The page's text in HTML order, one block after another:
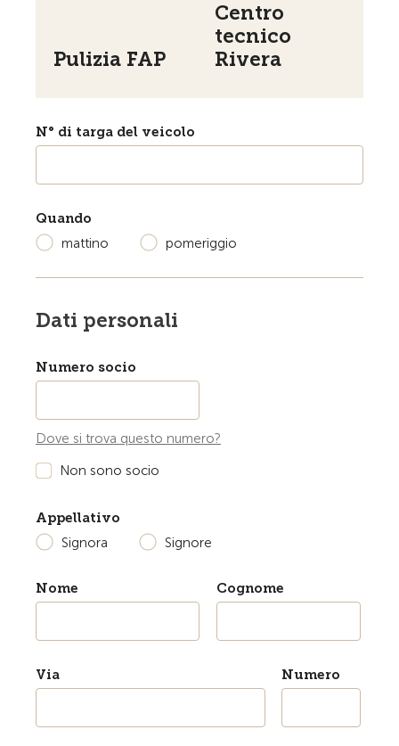
Pulizia FAP
Centro
tecnico
Rivera
N° di targa del veicolo
Quando
mattino
pomeriggio
Dati personali
Numero socio
Dove si trova questo numero?
Non sono socio
Appellativo
Signora
Signore
Nome Cognome
Via Numero